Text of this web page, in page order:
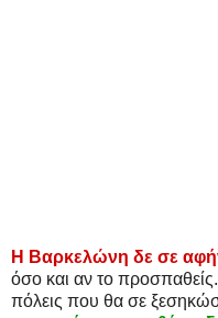
Η Βαρκελώνη δε σε
όσο και αν το
πόλεις που θα σε